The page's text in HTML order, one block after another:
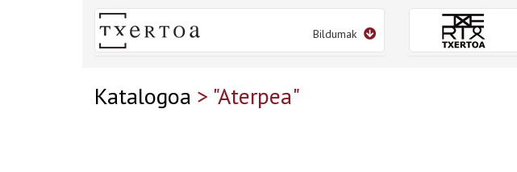
Bildumak
Katalogoa > "Aterpea"